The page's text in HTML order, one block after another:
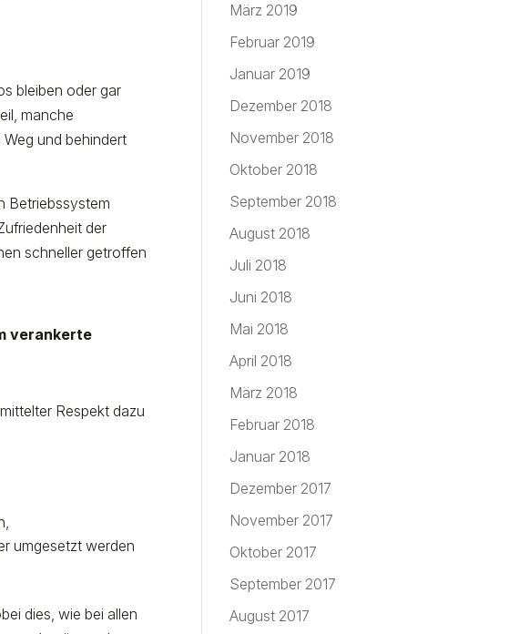
bleiben oder gar
manche
und behindert
Betriebssystem
der
schneller getroffen
verankerte
Respekt dazu
umgesetzt werden
dies, wie bei allen
März 2019
Februar 2019
Januar 2019
Dezember 2018
November 2018
Oktober 2018
September 2018
August 2018
Juli 2018
Juni 2018
Mai 2018
April 2018
März 2018
Februar 2018
Januar 2018
Dezember 2017
November 2017
Oktober 2017
September 2017
August 2017